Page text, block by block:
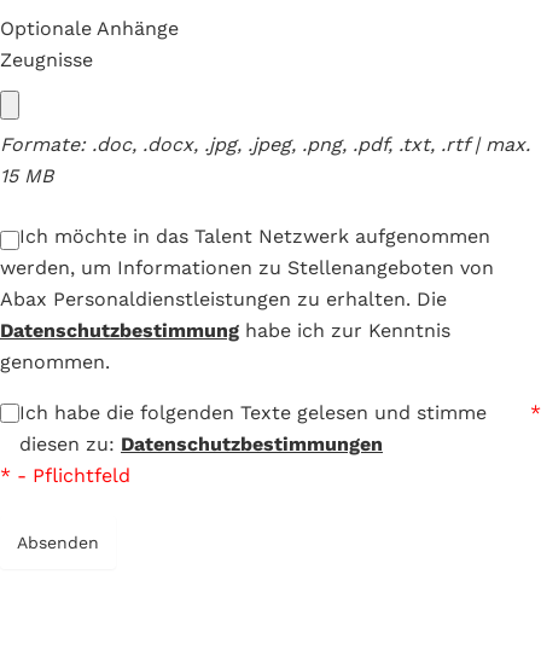
Optionale Anhänge
Zeugnisse
Formate: .doc, .docx, .jpg, .jpeg, .png, .pdf, .txt, .rtf | max.
15 MB
Ich möchte in das Talent Netzwerk aufgenommen
werden, um Informationen zu Stellenangeboten von
Abax Personaldienstleistungen zu erhalten. Die
Datenschutzbestimmung habe ich zur Kenntnis
genommen.
*
Ich habe die folgenden Texte gelesen und stimme
diesen zu: Datenschutzbestimmungen
* - Pflichtfeld
Absenden